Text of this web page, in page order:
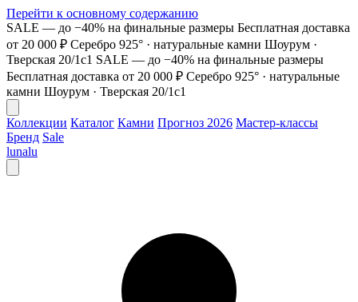
Перейти к основному содержанию
SALE — до −40% на финальные размеры Бесплатная доставка
от 20 000 ₽ Серебро 925° · натуральные камни Шоурум ·
Тверская 20/1с1 SALE — до −40% на финальные размеры
Бесплатная доставка от 20 000 ₽ Серебро 925° · натуральные
камни Шоурум · Тверская 20/1с1
Коллекции Каталог Камни Прогноз 2026 Мастер-классы
Бренд Sale
lunalu